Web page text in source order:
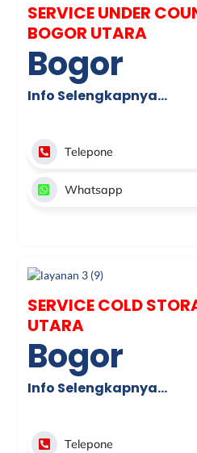
SERVICE UNDER
BOGOR UTARA
Bogor
Info Selengkapnya…
Telepone
Whatsapp
SERVICE COLD
UTARA
Bogor
Info Selengkapnya…
Telepone